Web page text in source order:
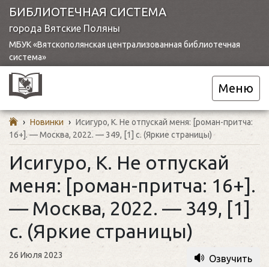
БИБЛИОТЕЧНАЯ СИСТЕМА
города Вятские Поляны
МБУК «Вятскополянская централизованная библиотечная
система»
Меню
› Новинки › Исигуро, К. Не отпускай меня: [роман-притча:
16+]. — Москва, 2022. — 349, [1] с. (Яркие страницы)
Исигуро, К. Не отпускай
меня: [роман-притча: 16+].
— Москва, 2022. — 349, [1]
с. (Яркие страницы)
26 Июля 2023 Озвучить